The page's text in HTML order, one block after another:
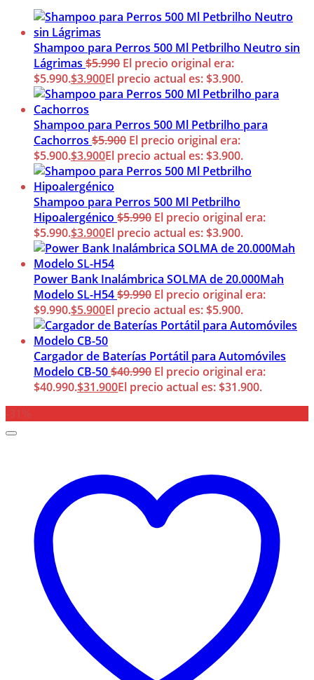
Shampoo para Perros 500 Ml Petbrilho Neutro sin
Lágrimas $5.990 El precio original era:
$5.990.$3.900El precio actual es: $3.900.
Shampoo para Perros 500 Ml Petbrilho para
Cachorros $5.900 El precio original era:
$5.900.$3.900El precio actual es: $3.900.
Shampoo para Perros 500 Ml Petbrilho
Hipoalergénico $5.990 El precio original era:
$5.990.$3.900El precio actual es: $3.900.
Power Bank Inalámbrica SOLMA de 20.000Mah
Modelo SL-H54$9.990 El precio original era:
$9.990.$5.900El precio actual es: $5.900.
Cargador de Baterías Portátil para Automóviles
Modelo CB-50$40.990 El precio original era:
$40.990.$31.900El precio actual es: $31.900.